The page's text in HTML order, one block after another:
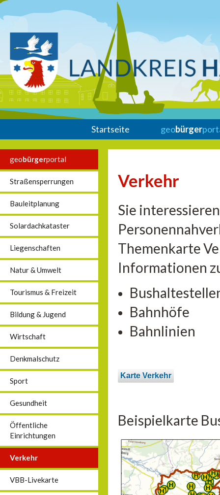
Startseite geobürger
geobürgerportal
Straßensperrungen
Bauleitplanung
Solardachkataster
Liegenschaften
Natur & Umwelt
Tourismus & Freizeit
Bildung & Jugend
Wirtschaft
Denkmalschutz
Sport
Gesundheit
Öffentliche
Einrichtungen
Verkehr
VBB-Livekarte
Verkehr
Sie
Themenkarte
Informationen
Bahnhöfe
Bahnlinien
Karte Verkehr
Beispielkarte